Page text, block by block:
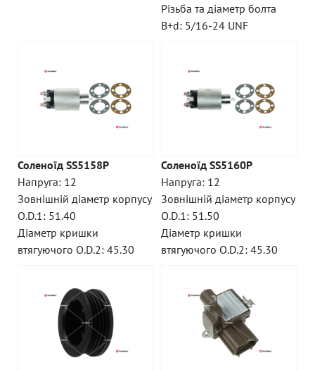
Різьба та діаметр болта
B+d: 5/16-24 UNF
Соленоїд SS5158P
Напруга: 12
Зовнішній діаметр корпусу
O.D.1: 51.40
Діаметр кришки
втягуючого O.D.2: 45.30
Соленоїд SS5160P
Напруга: 12
Зовнішній діаметр корпусу
O.D.1: 51.50
Діаметр кришки
втягуючого O.D.2: 45.30